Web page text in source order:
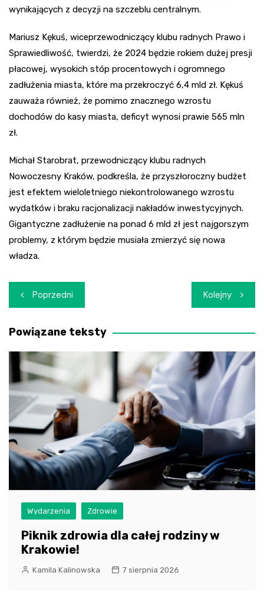
wynikających z decyzji na szczeblu centralnym.
Mariusz Kękuś, wiceprzewodniczący klubu radnych Prawo i
Sprawiedliwość, twierdzi, że 2024 będzie rokiem dużej presji
płacowej, wysokich stóp procentowych i ogromnego
zadłużenia miasta, które ma przekroczyć 6,4 mld zł. Kękuś
zauważa również, że pomimo znacznego wzrostu
dochodów do kasy miasta, deficyt wynosi prawie 565 mln
zł.
Michał Starobrat, przewodniczący klubu radnych
Nowoczesny Kraków, podkreśla, że przyszłoroczny budżet
jest efektem wieloletniego niekontrolowanego wzrostu
wydatków i braku racjonalizacji nakładów inwestycyjnych.
Gigantyczne zadłużenie na ponad 6 mld zł jest najgorszym
problemy, z którym będzie musiała zmierzyć się nowa
władza.
Nawigacja
wpisu
Poprzedni Kolejny
Powiązane teksty
Wydarzenia Zdrowie
Piknik zdrowia dla całej rodziny w
Krakowie!
Kamila Kalinowska 7 sierpnia 2026